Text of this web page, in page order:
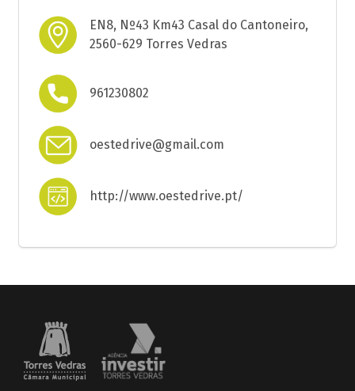
EN8, Nº43 Km43 Casal do Cantoneiro,
2560-629 Torres Vedras
961230802
oestedrive@gmail.com
http://www.oestedrive.pt/